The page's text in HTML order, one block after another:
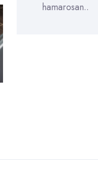
hamarosan..